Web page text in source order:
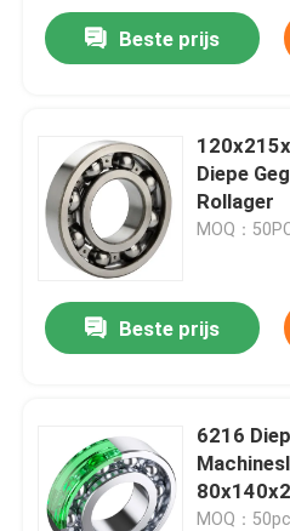
Beste prijs
Diepe
Rollager
MOQ：
Beste prijs
6216
MOQ：